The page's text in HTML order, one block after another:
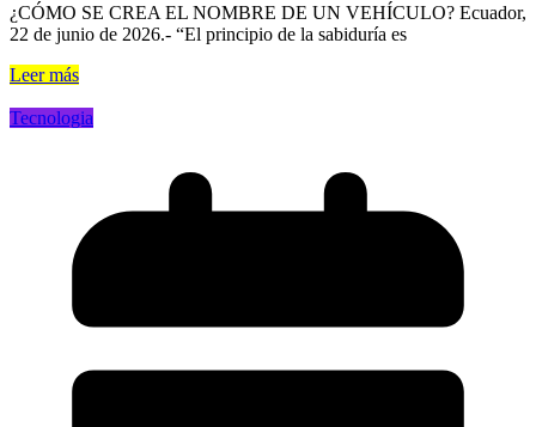
¿CÓMO SE CREA EL NOMBRE DE UN VEHÍCULO? Ecuador,
22 de junio de 2026.- “El principio de la sabiduría es
Leer más
Tecnologia